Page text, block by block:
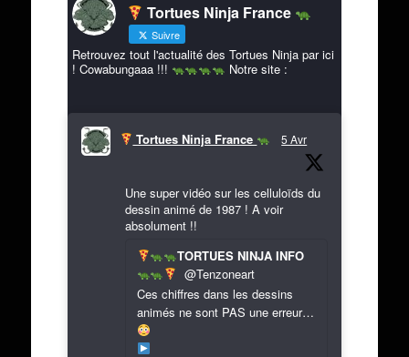
Tortues Ninja France
Suivre
Retrouvez tout l'actualité des Tortues Ninja par ici
! Cowabungaaa !!!
Notre site :
Tortues Ninja France 5 Avr
Une super vidéo sur les celluloïds du
dessin animé de 1987 ! A voir
absolument !!
TORTUES NINJA INFO
@Tenzoneart
Ces chiffres dans les dessins
animés ne sont PAS une erreur…